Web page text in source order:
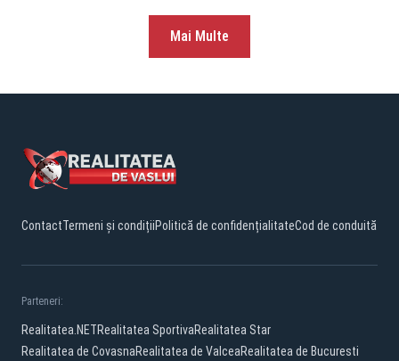
Mai Multe
ContactTermeni și condițiiPolitică de confidențialitateCod de conduită
Parteneri:
Realitatea.NETRealitatea SportivaRealitatea Star
Realitatea de CovasnaRealitatea de ValceaRealitatea de Bucuresti